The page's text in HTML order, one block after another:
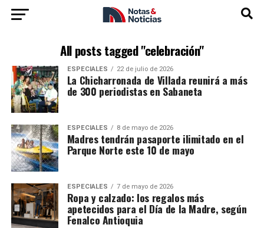
All posts tagged "celebración"
ESPECIALES 22 de julio de 2026
La Chicharronada de Villada reunirá a más
de 300 periodistas en Sabaneta
ESPECIALES 8 de mayo de 2026
Madres tendrán pasaporte ilimitado en el
Parque Norte este 10 de mayo
ESPECIALES 7 de mayo de 2026
Ropa y calzado: los regalos más
apetecidos para el Día de la Madre, según
Fenalco Antioquia